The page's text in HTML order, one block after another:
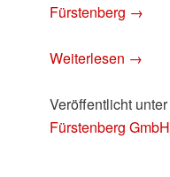
Fürstenberg →
Weiterlesen →
Veröffentlicht unter
Fürstenberg GmbH